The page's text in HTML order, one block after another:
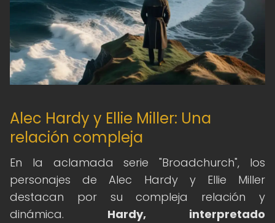
Alec Hardy y Ellie Miller: Una
relación compleja
En la aclamada serie "Broadchurch", los
personajes de Alec Hardy y Ellie Miller
destacan por su compleja relación y
dinámica. Hardy, interpretado